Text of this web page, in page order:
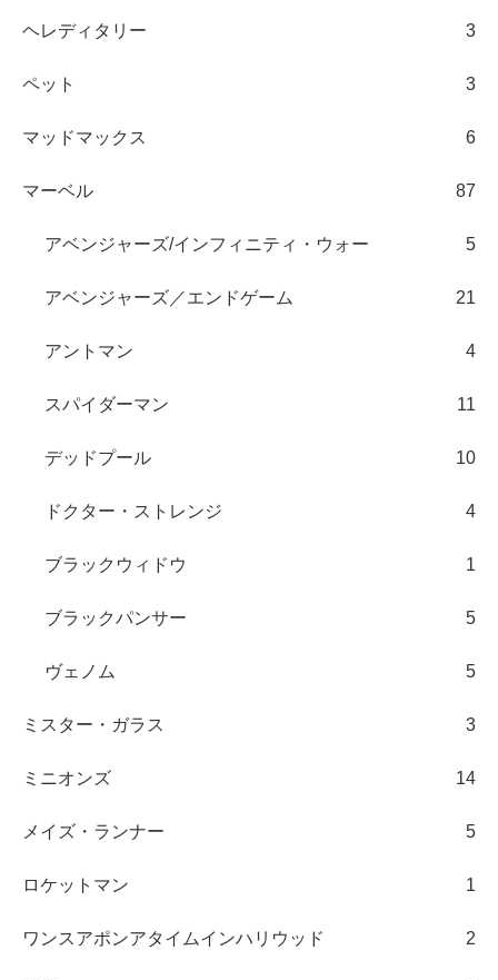
ヘレディタリー 3
ペット 3
マッドマックス 6
マーベル 87
アベンジャーズ/インフィニティ・ウォー 5
アベンジャーズ／エンドゲーム 21
アントマン 4
スパイダーマン 11
デッドプール 10
ドクター・ストレンジ 4
ブラックウィドウ 1
ブラックパンサー 5
ヴェノム 5
ミスター・ガラス 3
ミニオンズ 14
メイズ・ランナー 5
ロケットマン 1
ワンスアポンアタイムインハリウッド 2